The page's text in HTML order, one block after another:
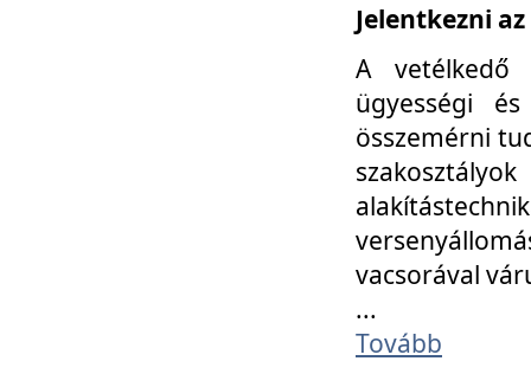
Jelentkezni az
A vetélkedő
ügyességi
összemérni
vacsorával
...
Tovább